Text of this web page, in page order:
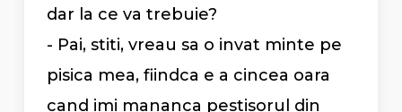
dar la ce va trebuie?
- Pai, stiti, vreau sa o invat minte pe
pisica mea, fiindca e a cincea oara
cand imi mananca pestisorul din